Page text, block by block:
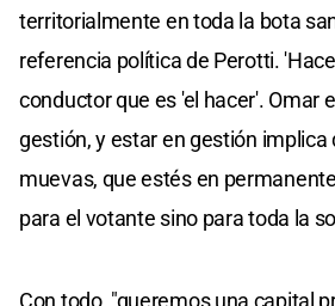
territorialmente en toda la bota
referencia política de Perotti.
conductor que es 'el hacer'. Omar
gestión, y estar en gestión implica
muevas, que estés en
para el votante sino para toda la
Con todo, "queremos una capital